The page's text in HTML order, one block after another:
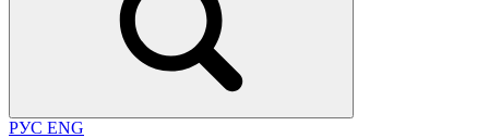
РУС ENG